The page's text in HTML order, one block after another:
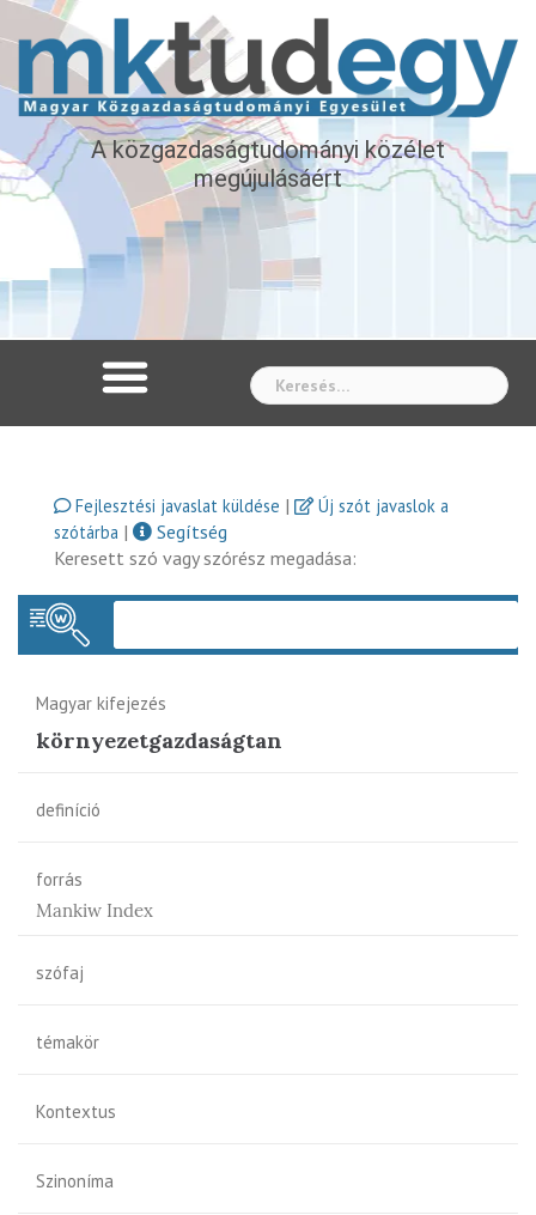
A közgazdaságtudományi közélet
megújulásáért
Fejlesztési javaslat küldése |
Új szót javaslok a
szótárba |
Segítség
Keresett szó vagy szórész megadása:
Magyar kifejezés
környezetgazdaságtan
definíció
forrás
Mankiw Index
szófaj
témakör
Kontextus
Szinoníma